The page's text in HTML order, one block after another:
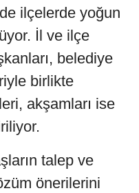
ilçelerde yoğun
İl ve ilçe
belediye
birlikte
akşamları ise
talep ve
önerilerini